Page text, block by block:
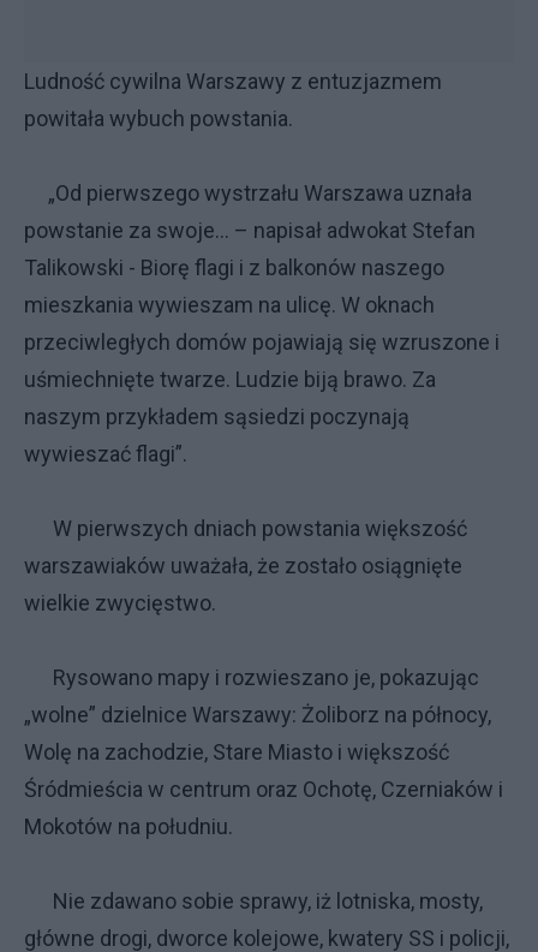
Ludność cywilna Warszawy z entuzjazmem
powitała wybuch powstania.
„Od pierwszego wystrzału Warszawa uznała
powstanie za swoje... – napisał adwokat Stefan
Talikowski - Biorę flagi i z balkonów naszego
mieszkania wywieszam na ulicę. W oknach
przeciwległych domów pojawiają się wzruszone i
uśmiechnięte twarze. Ludzie biją brawo. Za
naszym przykładem sąsiedzi poczynają
wywieszać flagi”.
W pierwszych dniach powstania większość
warszawiaków uważała, że zostało osiągnięte
wielkie zwycięstwo.
Rysowano mapy i rozwieszano je, pokazując
„wolne” dzielnice Warszawy: Żoliborz na północy,
Wolę na zachodzie, Stare Miasto i większość
Śródmieścia w centrum oraz Ochotę, Czerniaków i
Mokotów na południu.
Nie zdawano sobie sprawy, iż lotniska, mosty,
główne drogi, dworce kolejowe, kwatery SS i policji,